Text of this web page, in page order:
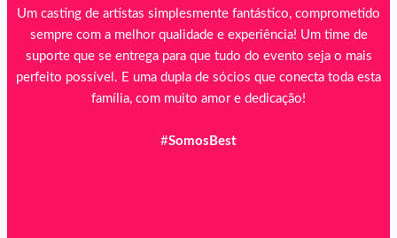
Um casting de artistas simplesmente fantástico, comprometido
sempre com a melhor qualidade e experiência! Um time de
suporte que se entrega para que tudo do evento seja o mais
perfeito possível. E uma dupla de sócios que conecta toda esta
família, com muito amor e dedicação!
#SomosBest